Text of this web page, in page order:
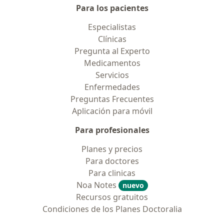
Para los pacientes
Especialistas
Clínicas
Pregunta al Experto
Medicamentos
Servicios
Enfermedades
Preguntas Frecuentes
Aplicación para móvil
Para profesionales
Planes y precios
Para doctores
Para clinicas
Noa Notes
nuevo
Recursos gratuitos
Condiciones de los Planes Doctoralia